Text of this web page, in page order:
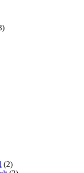
(2)